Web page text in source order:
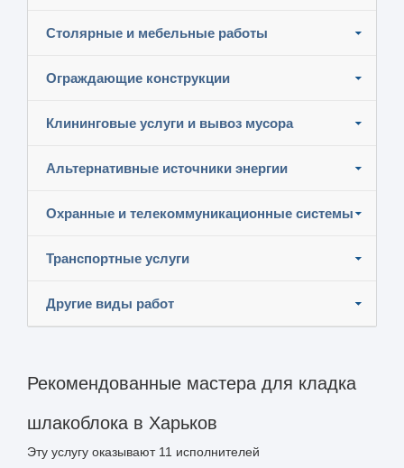
Столярные и мебельные работы
Ограждающие конструкции
Клининговые услуги и вывоз мусора
Альтернативные источники энергии
Охранные и телекоммуникационные системы
Транспортные услуги
Другие виды работ
Рекомендованные мастера для кладка
шлакоблока в Харьков
Эту услугу оказывают 11 исполнителей